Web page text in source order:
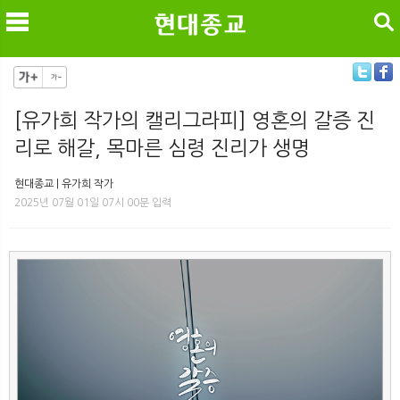
메
검색
[유가희 작가의 캘리그라피] 영혼의 갈증 진
리로 해갈, 목마른 심령 진리가 생명
현대종교 | 유가희 작가
2025년 07월 01일 07시 00분 입력